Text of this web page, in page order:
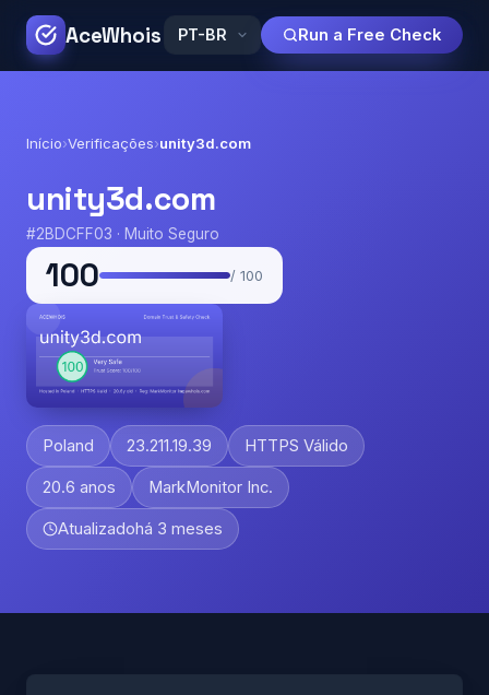
AceWhois Run a Free Check
Início›Verificações›unity3d.com
unity3d.com
#2BDCFF03 · Muito Seguro
100 / 100
Poland 23.211.19.39 HTTPS Válido
20.6 anos MarkMonitor Inc.
Atualizadohá 3 meses